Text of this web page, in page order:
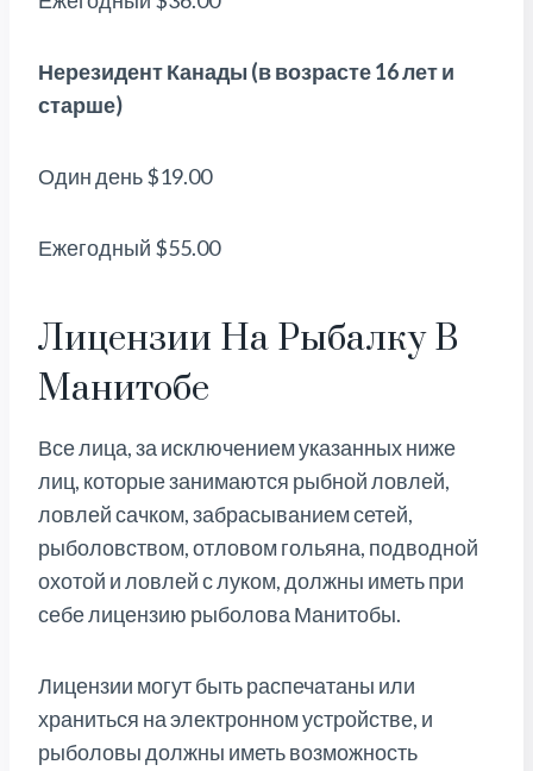
Нерезидент Канады (в возрасте 16 лет и
старше)
Один день $19.00
Ежегодный $55.00
Лицензии На Рыбалку В
Манитобе
Все лица, за исключением указанных ниже
лиц, которые занимаются рыбной ловлей,
ловлей сачком, забрасыванием сетей,
рыболовством, отловом гольяна, подводной
охотой и ловлей с луком, должны иметь при
себе лицензию рыболова Манитобы.
Лицензии могут быть распечатаны или
храниться на электронном устройстве, и
рыболовы должны иметь возможность